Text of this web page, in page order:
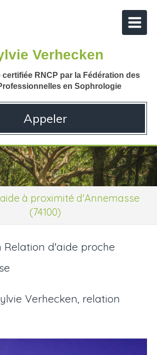
Verhecken
RNCP par la Fédération des
en Sophrologie
Appeler
à proximité d'Annemasse
(74100)
Relation d'aide proche
Verhecken, relation